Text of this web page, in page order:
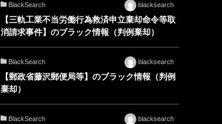
BlackSearch blacksearch
【三軌工業不当労働行為救済申立棄却命令等取
消請求事件】のブラック情報（判例棄却）
BlackSearch blacksearch
【郵政省藤沢郵便局等】のブラック情報（判例
棄却）
BlackSearch blacksearch